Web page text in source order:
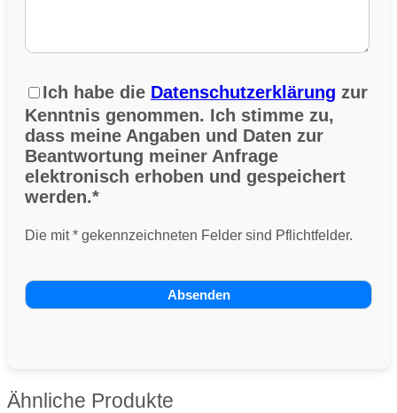
Ich habe die Datenschutzerklärung zur
Kenntnis genommen. Ich stimme zu,
dass meine Angaben und Daten zur
Beantwortung meiner Anfrage
elektronisch erhoben und gespeichert
werden.*
Die mit * gekennzeichneten Felder sind Pflichtfelder.
Ähnliche Produkte